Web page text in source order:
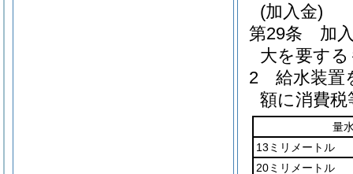
(加入金)
第29条
加
大を要す
2
給水装置
額に消費
量
13ミリメートル
20ミリメートル